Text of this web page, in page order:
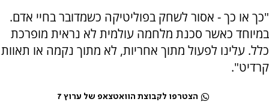
"כך או כך - אסור לשחק בפוליטיקה כשמדובר בחיי אדם.
במיוחד כאשר סכנת מלחמה עולמית לא נראית מופרכת
כלל. עלינו לפעול מתוך אחריות, לא מתוך נקמה או תאוות
קרדיט".
הצטרפו לקבוצת הוואטצאפ של ערוץ 7